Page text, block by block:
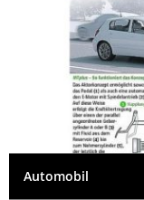
Automobil